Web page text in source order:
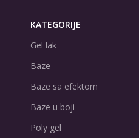
KATEGORIJE
Gel lak
Baze
Baze sa efektom
Baze u boji
Poly gel